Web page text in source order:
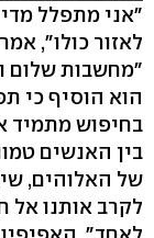
"אני מתפלל מדי
לאזור כולו",
"מחשבות שלום
הוא הוסיף כי
בחיפוש מתמיד
בין האנשים
של האלוהים,
לקרב אותנו אל